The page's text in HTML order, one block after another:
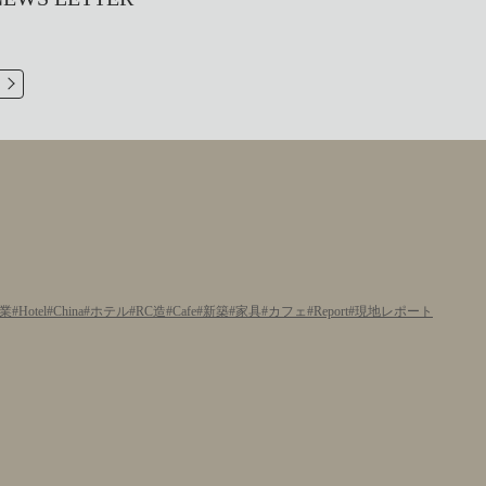
Hotel China ホテル RC造 Cafe 新築 家具 カフェ Report 現地レポート